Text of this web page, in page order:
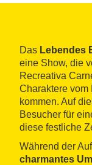
Das Lebendes
eine Show, die
Recreativa
Charaktere vom
kommen. Auf
Besucher für
diese festliche
Während der
charmantes